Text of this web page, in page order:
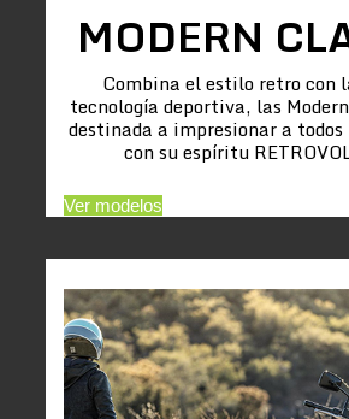
MODERN
Combina el estilo retro con
tecnología deportiva, las
destinada a impresionar a
con su espíritu
Ver modelos